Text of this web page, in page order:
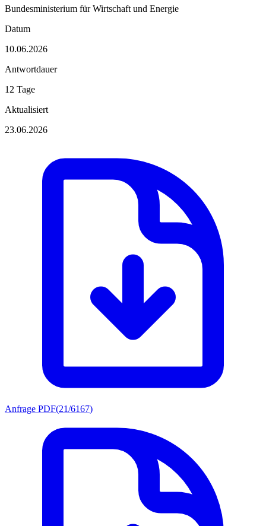
Bundesministerium für Wirtschaft und Energie
Datum
10.06.2026
Antwortdauer
12 Tage
Aktualisiert
23.06.2026
Anfrage PDF(21/6167)